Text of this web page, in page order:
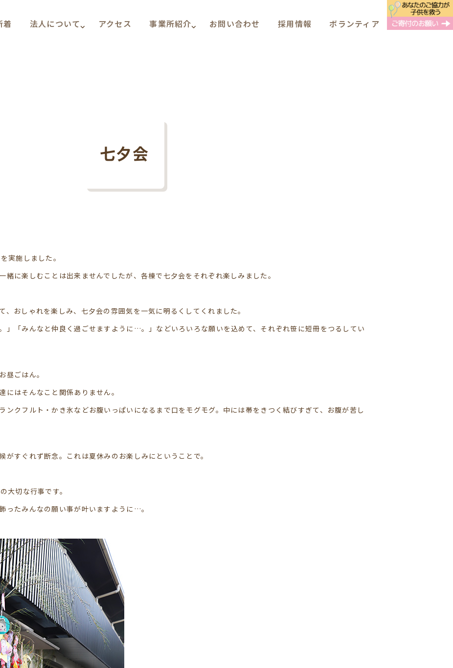
着 法人について アクセス 事業所紹介 お問い合わせ 採用情報 ボランティア
七夕会
実施しました。
緒に楽しむことは出来ませんでしたが、各棟で七夕会をそれぞれ楽しみました。
、おしゃれを楽しみ、七夕会の雰囲気を一気に明るくしてくれました。
」「みんなと仲良く過ごせますように…。」などいろいろな願いを込めて、それぞれ笹に短冊をつるしてい
昼ごはん。
にはそんなこと関係ありません。
ンクフルト・かき氷などお腹いっぱいになるまで口をモグモグ。中には帯をきつく結びすぎて、お腹が苦し
がすぐれず断念。これは夏休みのお楽しみにということで。
大切な行事です。
ったみんなの願い事が叶いますように…。